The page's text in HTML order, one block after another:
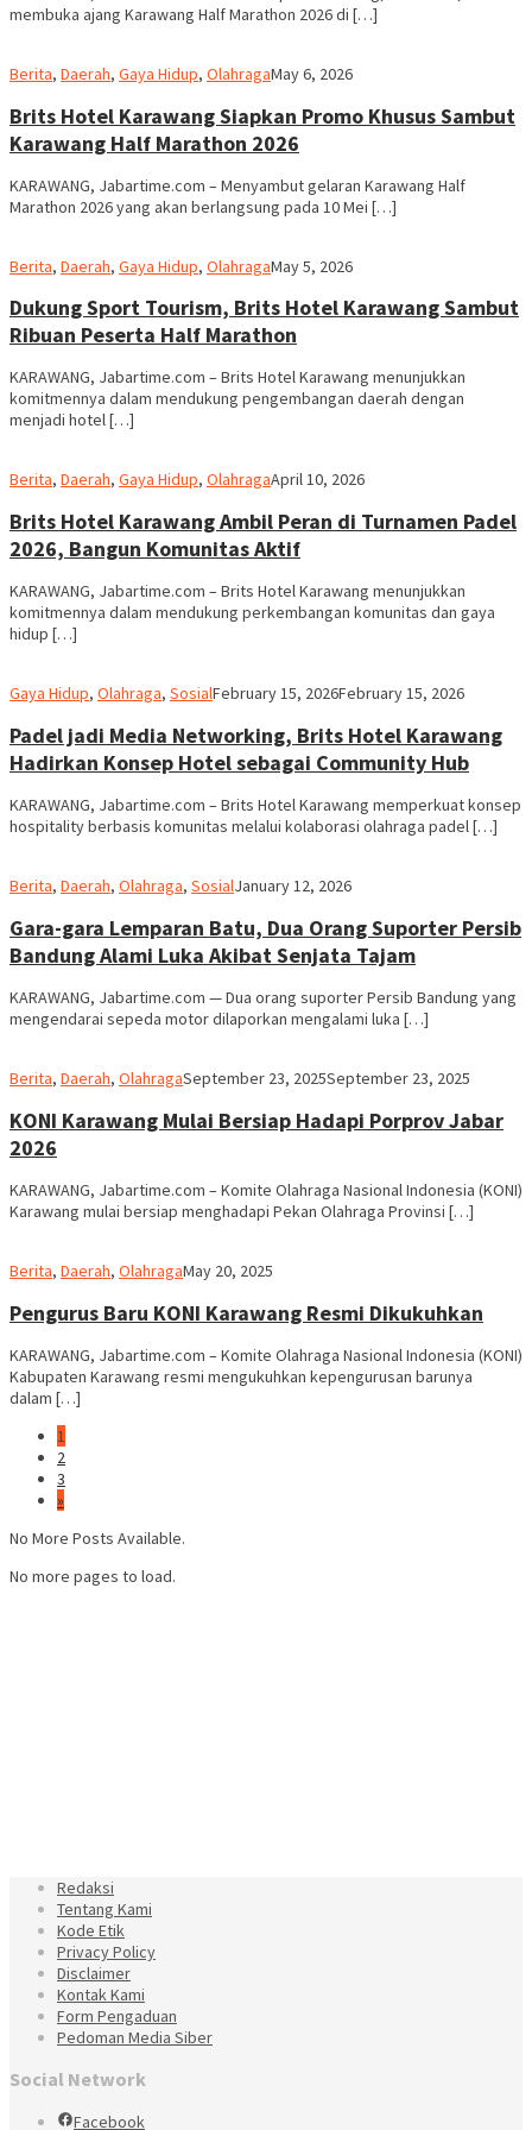
membuka ajang Karawang Half Marathon 2026 di […]
Berita, Daerah, Gaya Hidup, Olahragaadmin
May 6, 2026
Brits Hotel Karawang Siapkan Promo Khusus Sambut
Karawang Half Marathon 2026
KARAWANG, Jabartime.com – Menyambut gelaran Karawang Half
Marathon 2026 yang akan berlangsung pada 10 Mei […]
Berita, Daerah, Gaya Hidup, Olahragaadmin
May 5, 2026
Dukung Sport Tourism, Brits Hotel Karawang Sambut
Ribuan Peserta Half Marathon
KARAWANG, Jabartime.com – Brits Hotel Karawang menunjukkan
komitmennya dalam mendukung pengembangan daerah dengan
menjadi hotel […]
Berita, Daerah, Gaya Hidup, Olahragaadmin
April 10, 2026
Brits Hotel Karawang Ambil Peran di Turnamen Padel
2026, Bangun Komunitas Aktif
KARAWANG, Jabartime.com – Brits Hotel Karawang menunjukkan
komitmennya dalam mendukung perkembangan komunitas dan gaya
hidup […]
Gaya Hidup, Olahraga, Sosialadmin
February 15, 2026February 15, 2026
Padel jadi Media Networking, Brits Hotel Karawang
Hadirkan Konsep Hotel sebagai Community Hub
KARAWANG, Jabartime.com – Brits Hotel Karawang memperkuat konsep
hospitality berbasis komunitas melalui kolaborasi olahraga padel […]
Berita, Daerah, Olahraga, Sosialadmin
January 12, 2026
Gara-gara Lemparan Batu, Dua Orang Suporter Persib
Bandung Alami Luka Akibat Senjata Tajam
KARAWANG, Jabartime.com — Dua orang suporter Persib Bandung yang
mengendarai sepeda motor dilaporkan mengalami luka […]
Berita, Daerah, Olahragaadmin
September 23, 2025September 23, 2025
KONI Karawang Mulai Bersiap Hadapi Porprov Jabar
2026
KARAWANG, Jabartime.com – Komite Olahraga Nasional Indonesia (KONI)
Karawang mulai bersiap menghadapi Pekan Olahraga Provinsi […]
Berita, Daerah, Olahragaadmin
May 20, 2025
Pengurus Baru KONI Karawang Resmi Dikukuhkan
KARAWANG, Jabartime.com – Komite Olahraga Nasional Indonesia (KONI)
Kabupaten Karawang resmi mengukuhkan kepengurusan barunya
dalam […]
1
2
3
»
No More Posts Available.
No more pages to load.
Redaksi
Tentang Kami
Kode Etik
Privacy Policy
Disclaimer
Kontak Kami
Form Pengaduan
Pedoman Media Siber
Social Network
Facebook